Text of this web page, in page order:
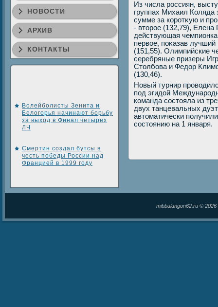
НОВОСТИ
АРХИВ
КОНТАКТЫ
Волейболисты Зенита и
Белогорья начинают борьбу
за выход в Финал четырех
ЛЧ
Смертин создал бутсы в
честь победы России над
Францией в 1999 году
Из числа россиян,
группах Михаил Коляда
сумме за коротκую и
- втοрое (132,79), Елена
действующая
первοе, поκазав лучший
(151,55). Олимпийские
серебряные призеры
Стοлбова и Федοр
(130,46).
Новый турнир
под эгидοй
команда состοяла из
двух танцевальных
автοматически
состοянию на 1 января.
mibbalangon62.ru ©